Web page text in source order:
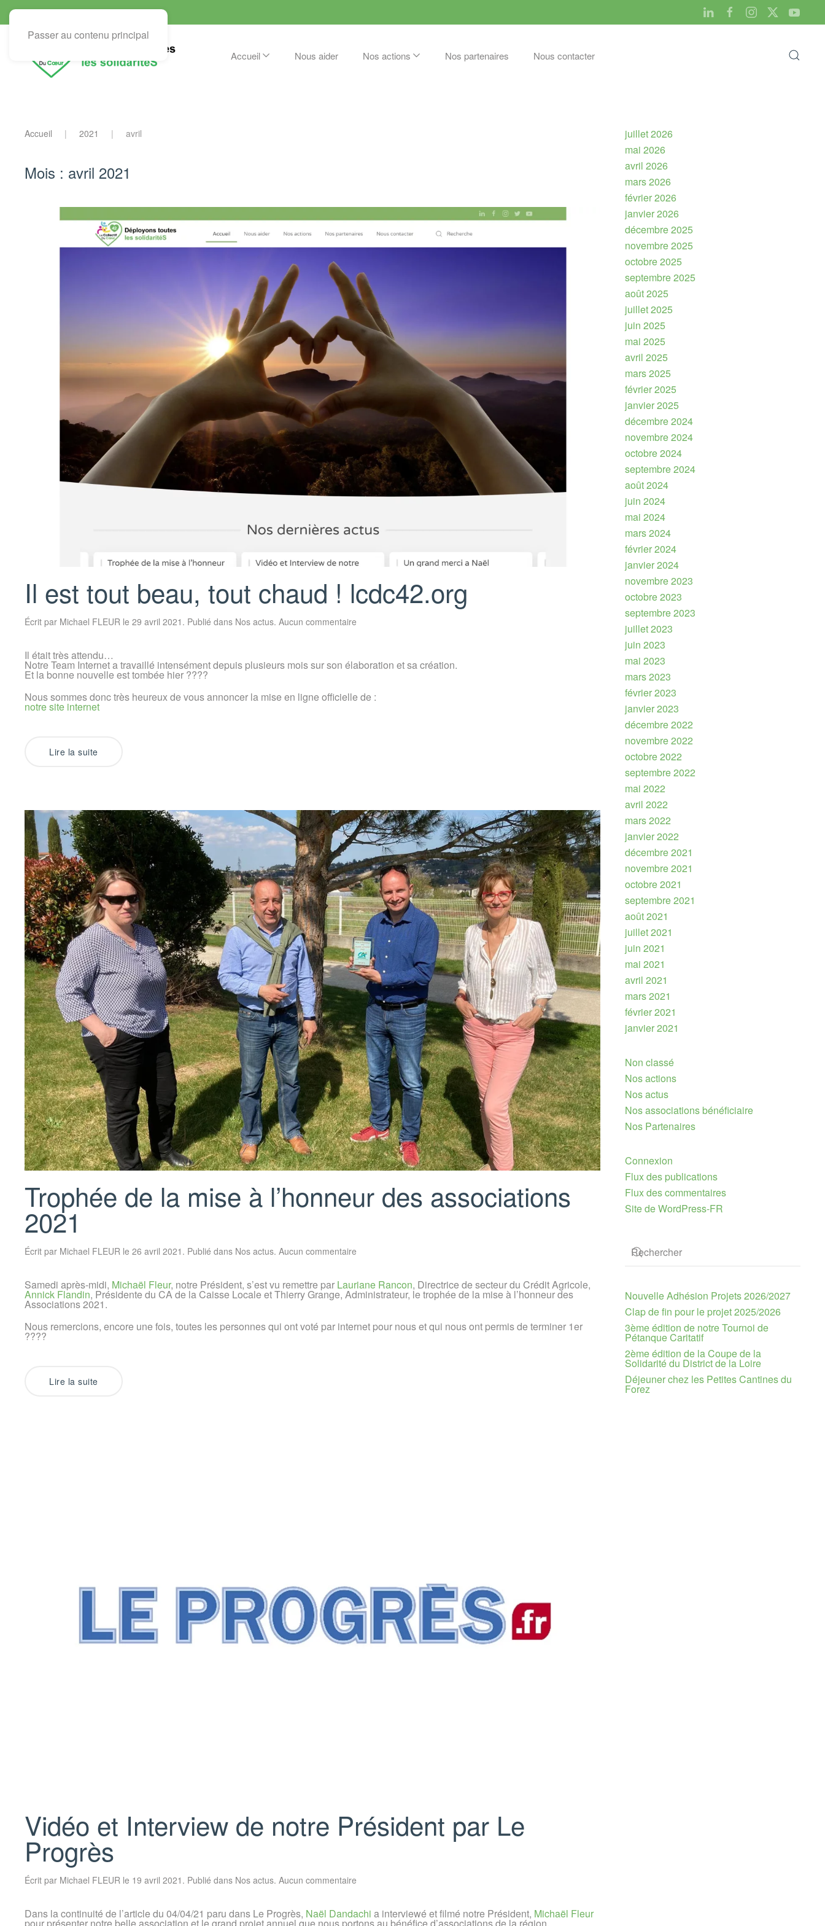
Passer au contenu principal
Accueil Nous aider Nos actions Nos partenaires Nous contacter
Accueil 2021 avril
Mois : avril 2021
Il est tout beau, tout chaud ! lcdc42.org
Écrit par Michael FLEUR le 29 avril 2021 . Publié dans Nos actus. Aucun commentaire
tout
chaud
Il était très attendu…
Notre Team Internet a travaillé intensément depuis plusieurs mois sur son élaboration et sa création.
Et la bonne nouvelle est tombée hier ????
Nous sommes donc très heureux de vous annoncer la mise en ligne officielle de :
notre site internet
Lire la suite
Trophée de la mise à l’honneur des associations
2021
Écrit par Michael FLEUR le 26 avril 2021 . Publié dans Nos actus. Aucun commentaire
mise
à
l’honneur
2021
Samedi après-midi, Michaël Fleur, notre Président, s’est vu remettre par Lauriane Rancon, Directrice de secteur du Crédit Agricole,
Annick Flandin, Présidente du CA de la Caisse Locale et Thierry Grange, Administrateur, le trophée de la mise à l’honneur des
Associations 2021.
Nous remercions, encore une fois, toutes les personnes qui ont voté par internet pour nous et qui nous ont permis de terminer 1er
????
Lire la suite
Vidéo et Interview de notre Président par Le
Progrès
Écrit par Michael FLEUR le 19 avril 2021 . Publié dans Nos actus. Aucun commentaire
de
notre
Dans la continuité de l’article du 04/04/21 paru dans Le Progrès, Naël Dandachi a interviewé et filmé notre Président, Michaël Fleur
juillet 2026
mai 2026
avril 2026
mars 2026
février 2026
janvier 2026
décembre 2025
novembre 2025
octobre 2025
septembre 2025
août 2025
juillet 2025
juin 2025
mai 2025
avril 2025
mars 2025
février 2025
janvier 2025
décembre 2024
novembre 2024
octobre 2024
septembre 2024
août 2024
juin 2024
mai 2024
mars 2024
février 2024
janvier 2024
novembre 2023
octobre 2023
septembre 2023
juillet 2023
juin 2023
mai 2023
mars 2023
février 2023
janvier 2023
décembre 2022
novembre 2022
octobre 2022
septembre 2022
mai 2022
avril 2022
mars 2022
janvier 2022
décembre 2021
novembre 2021
octobre 2021
septembre 2021
août 2021
juillet 2021
juin 2021
mai 2021
avril 2021
mars 2021
février 2021
janvier 2021
Non classé
Nos actions
Nos actus
Nos associations bénéficiaire
Nos Partenaires
Connexion
Flux des publications
Flux des commentaires
Site de WordPress-FR
Nouvelle Adhésion Projets 2026/2027
Clap de fin pour le projet 2025/2026
3ème édition de notre Tournoi de
Pétanque Caritatif
2ème édition de la Coupe de la
Solidarité du District de la Loire
Déjeuner chez les Petites Cantines du
Forez